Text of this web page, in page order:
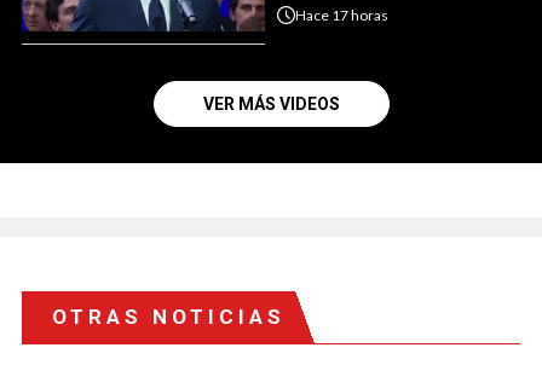
Hace 17 horas
VER MÁS VIDEOS
OTRAS NOTICIAS